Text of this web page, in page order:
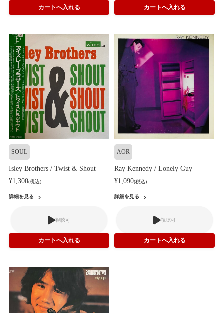
SOUL
Isley Brothers / Twist & Shout
¥1,300(税込)
詳細を見る
視聴可
AOR
Ray Kennedy / Lonely Guy
¥1,090(税込)
詳細を見る
視聴可